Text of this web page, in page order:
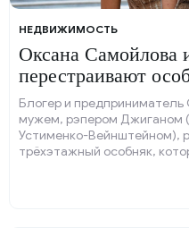
НЕДВИЖИМОСТЬ
Оксана Самойлова
перестраивают
Блогер и
мужем, рэпером Джиганом
Устименко-Вейнштейном),
трёхэтажный особняк,